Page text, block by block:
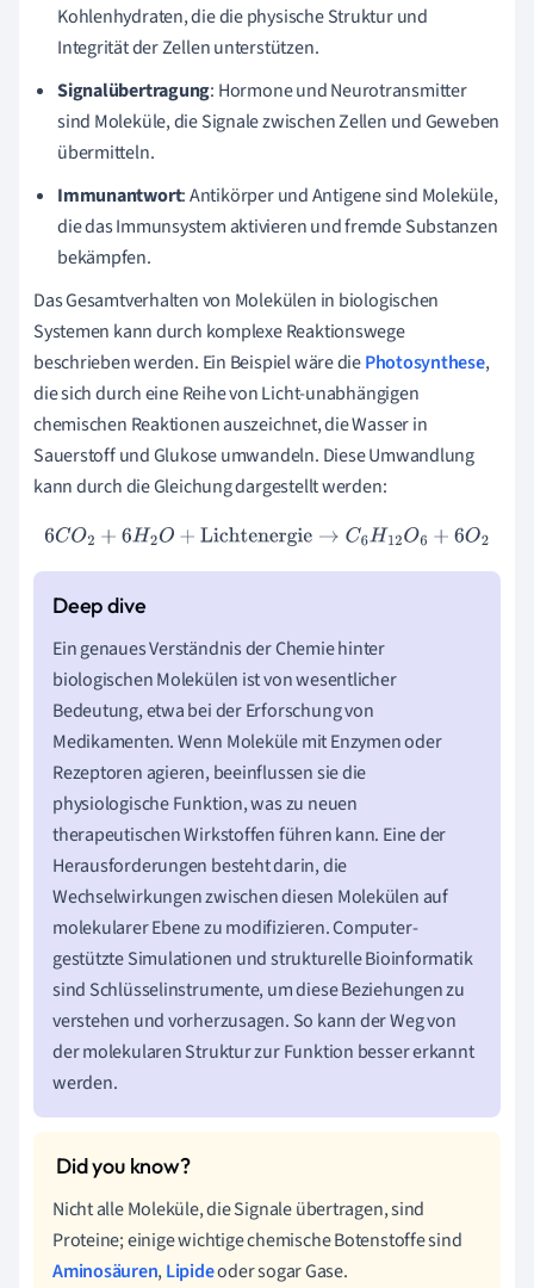
Kohlenhydraten, die die physische Struktur und
Integrität der Zellen unterstützen.
Signalübertragung: Hormone und Neurotransmitter
sind Moleküle, die Signale zwischen Zellen und Geweben
übermitteln.
Immunantwort: Antikörper und Antigene sind Moleküle,
die das Immunsystem aktivieren und fremde Substanzen
bekämpfen.
Das Gesamtverhalten von Molekülen in biologischen
Systemen kann durch komplexe Reaktionswege
beschrieben werden. Ein Beispiel wäre diePhotosynthese,
die sich durch eine Reihe von Licht-unabhängigen
chemischen Reaktionen auszeichnet, die Wasser in
Sauerstoff und Glukose umwandeln. Diese Umwandlung
kann durch die Gleichung dargestellt werden:
6CO2+6H 2O +Lichtenergie→ C6H12O6+6O2
Ein genaues Verständnis der Chemie hinter
biologischen Molekülen ist von wesentlicher
Bedeutung, etwa bei der Erforschung von
Medikamenten. Wenn Moleküle mit Enzymen oder
Rezeptoren agieren, beeinflussen sie die
physiologische Funktion, was zu neuen
therapeutischen Wirkstoffen führen kann. Eine der
Herausforderungen besteht darin, die
Wechselwirkungen zwischen diesen Molekülen auf
molekularer Ebene zu modifizieren. Computer-
gestützte Simulationen und strukturelle Bioinformatik
sind Schlüsselinstrumente, um diese Beziehungen zu
verstehen und vorherzusagen. So kann der Weg von
der molekularen Struktur zur Funktion besser erkannt
werden.
Nicht alle Moleküle, die Signale übertragen, sind
Proteine; einige wichtige chemische Botenstoffe sind
Aminosäuren,Lipideoder sogar Gase.